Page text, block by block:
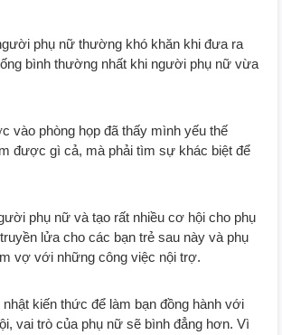
phụ nữ thường khó khăn khi đưa ra
bình thường nhất khi người phụ nữ vừa
vào phòng họp đã thấy mình yếu thế
được gì cả, mà phải tìm sự khác biệt để
phụ nữ và tạo rất nhiều cơ hội cho phụ
lửa cho các bạn trẻ sau này và phụ
vợ với những công việc nội trợ.
kiến thức để làm bạn đồng hành với
vai trò của phụ nữ sẽ bình đẳng hơn. Vì